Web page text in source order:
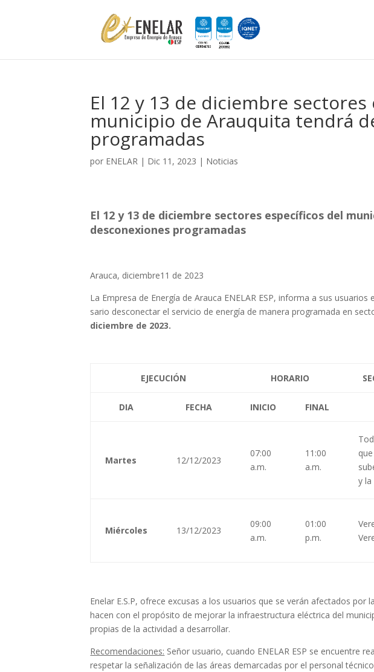
El 12 y 13 de diciembre
municipio de Arauquita tendrá
programadas
por ENELAR | Dic 11, 2023 | Noticias
El 12 y 13 de diciembre sectores específicos del
desconexiones programadas
Arauca, diciembre11 de 2023
La Empresa de Energía de Arauca ENELAR ESP, informa a sus
sario desconectar el servicio de energía de manera programada en
diciembre de 2023.
EJECUCIÓN HORARIO
DIA FECHA INICIO FINAL
Martes 12/12/2023
07:00
a.m.
11:00
a.m.
y la
Miércoles 13/12/2023
09:00
a.m.
01:00
p.m.
Enelar E.S.P, ofrece excusas a los usuarios que se verán afectados por
hacen con el propósito de mejorar la infraestructura eléctrica del
propias de la actividad a desarrollar.
Recomendaciones: Señor usuario, cuando ENELAR ESP se encuentre
respetar la señalización de las áreas demarcadas por el personal